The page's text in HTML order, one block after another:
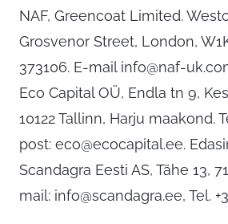
NAF, Greencoat Limited.
Grosvenor Street, London,
373106. E-mail info@naf-
Eco Capital OÜ, Endla tn 9,
10122 Tallinn, Harju maakond.
post: eco@ecocapital.ee.
Scandagra Eesti AS, Tähe 13,
mail: info@scandagra.ee, Tel.